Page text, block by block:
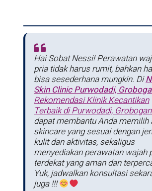
Hai Sobat Nessi! Perawatan
pria tidak harus rumit, bahkan
bisa sesederhana mungkin. Di
Skin Clinic Purwodadi,
Rekomendasi Klinik Kecantikan
Terbaik di Purwodadi, Grobogan
dapat membantu Anda memilih
skincare yang sesuai dengan
kulit dan aktivitas, sekaligus
menyediakan perawatan wajah
terdekat yang aman dan
Yuk, jadwalkan konsultasi
juga !!!